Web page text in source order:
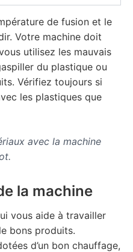
de fusion et le
Votre machine doit
utilisez les mauvais
du plastique ou
Vérifiez toujours si
les plastiques que
avec la machine
la machine
vous aide à travailler
bons produits.
d’un bon chauffage,